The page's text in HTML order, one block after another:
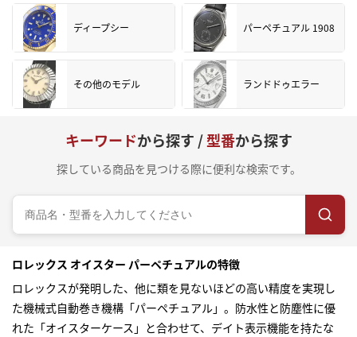
ディープシー パーペチュアル 1908
その他のモデル ランドドゥエラー
キーワードから探す /型番から探す
探している商品を見つける際に便利な検索です。
ロレックス オイスター パーペチュアルの特徴
ロレックスが発明した、他に類を見ないほどの高い精度を実現し
た機械式自動巻き機構「パーペチュアル」。防水性と防塵性に優
れた「オイスターケース」と合わせて、デイト表示機能を持たな